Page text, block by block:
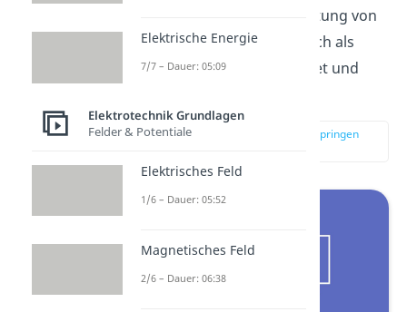
. Die Schaltung von
Bauteilen in Reihe wird auch als
Serienschaltung bezeichnet und
zur Stelle im Video springen
Elektrische Energie
7/7 – Dauer: 05:09
Elektrotechnik Grundlagen
Felder & Potentiale
Elektrisches Feld
1/6 – Dauer: 05:52
Magnetisches Feld
2/6 – Dauer: 06:38